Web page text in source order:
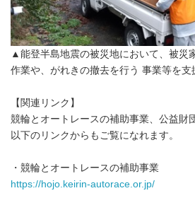
▲能登半島地震の被災地において、被災
作業や、がれきの撤去を行う 事業等を支
【関連リンク】
競輪とオートレースの補助事業、公益財
以下のリンクからもご覧になれます。
・競輪とオートレースの補助事業
https://hojo.keirin-autorace.or.jp/